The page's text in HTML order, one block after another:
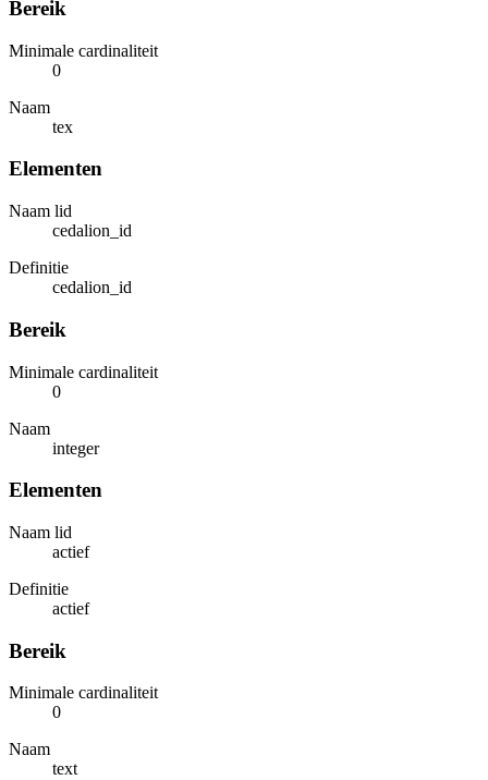
Bereik
Minimale cardinaliteit
0
Naam
tex
Elementen
Naam lid
cedalion_id
Definitie
cedalion_id
Bereik
Minimale cardinaliteit
0
Naam
integer
Elementen
Naam lid
actief
Definitie
actief
Bereik
Minimale cardinaliteit
0
Naam
text